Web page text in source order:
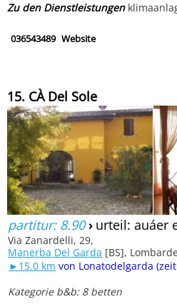
Zu den Dienstleistungen
036543489 Website
15. CÀ Del Sole
partitur: 8.90› urteil: auáer
Via Zanardelli, 29,
Manerba Del Garda [BS],
►15.0 km von Lonatodelgarda
Kategorie b&b: 8 betten